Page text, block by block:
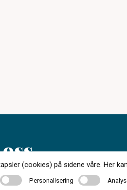
(cookies) på sidene våre. Her
PersonaliseringPersonalisering Analyse